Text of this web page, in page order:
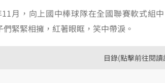
月，向上國中棒球隊在全國聯賽軟式組
們緊緊相擁，紅著眼眶，笑中帶淚。
目錄(點擊前往閱